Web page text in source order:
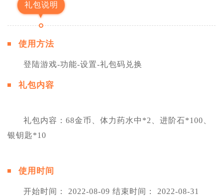
礼包说明
使用方法
登陆游戏-功能-设置-礼包码兑换
礼包内容
礼包内容：68金币、体力药水中*2、进阶石*100、
银钥匙*10
使用时间
开始时间： 2022-08-09 结束时间： 2022-08-31